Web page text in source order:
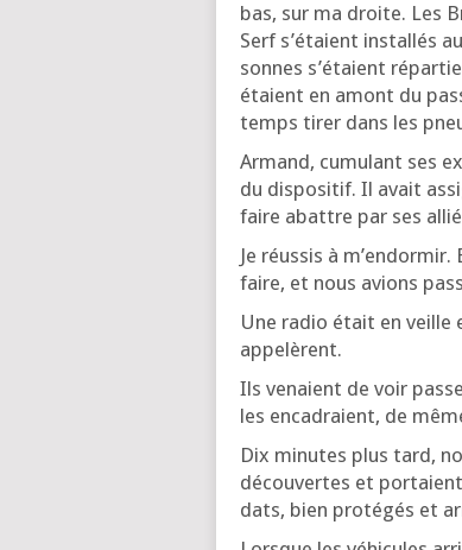
bas, sur ma droite. Les
Serf s’é­taient ins­tal­lés
sonnes s’é­taient
étaient en amont du
temps tirer dans les
Armand, cumu­lant ses
du dis­po­si­tif. Il avait
faire abattre par ses
Je réus­sis à
faire, et nous avions
Une radio était en veille
appelèrent.
Ils venaient de voir
les enca­draient, de
Dix minutes plus tard,
décou­vertes et
dats, bien pro­té­gés et